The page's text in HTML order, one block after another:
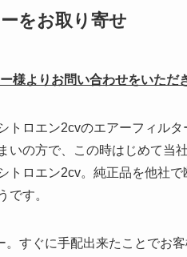
をお取り寄せ
様よりお問い合わせをいただ
トロエン2cvのエアーフィル
いの方で、この時はじめて当
ロエン2cv。純正品を他社で
です。
すぐに手配出来たことでお